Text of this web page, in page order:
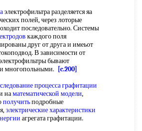
электрофильтра разделяется яа
полей, через лоторые
последовательно. Системы
каждого поля
друг от друга и имеьот
В зависимости от
бывают
многопольными.
[c.200]
процессаграфитации
наматематической модели,
получитьподробные
электрические характеристики
агрегата графитации.